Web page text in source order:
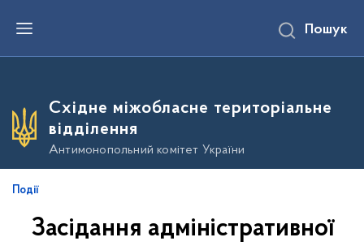
е
о
о
в
Пошук
Східне міжобласне територіальне
відділення
Антимонопольний комітет України
Події
Засідання адміністративної